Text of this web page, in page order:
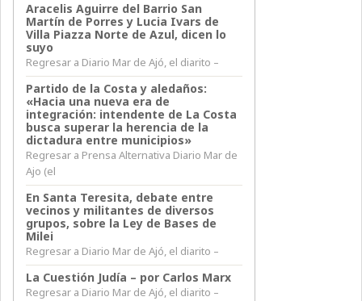
Aracelis Aguirre del Barrio San
Martín de Porres y Lucia Ivars de
Villa Piazza Norte de Azul, dicen lo
suyo
Regresar a Diario Mar de Ajó, el diarito –
Partido de la Costa y aledaños:
«Hacia una nueva era de
integración: intendente de La Costa
busca superar la herencia de la
dictadura entre municipios»
Regresar a Prensa Alternativa Diario Mar de
Ajo (el
En Santa Teresita, debate entre
vecinos y militantes de diversos
grupos, sobre la Ley de Bases de
Milei
Regresar a Diario Mar de Ajó, el diarito –
La Cuestión Judía – por Carlos Marx
Regresar a Diario Mar de Ajó, el diarito –